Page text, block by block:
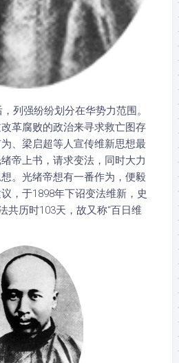
列强纷纷划分在华势力范围。
革腐败的政治来寻求救亡图存
、梁启超等人宣传维新思想最
帝上书，请求变法，同时大力
。光绪帝想有一番作为，便毅
，于1898年下诏变法维新，史
共历时103天，故又称“百日维